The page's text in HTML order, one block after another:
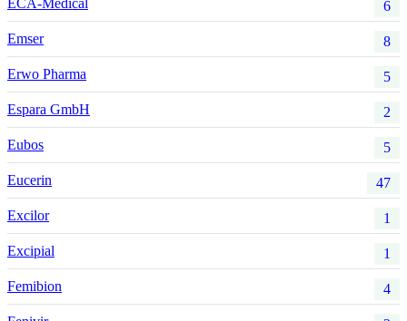
ECA-Medical 6
Emser 8
Erwo Pharma 5
Espara GmbH 2
Eubos 5
Eucerin 47
Excilor 1
Excipial 1
Femibion 4